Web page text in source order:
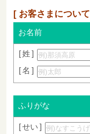
お客さまについて
お名前
姓
名
ふりがな
せい